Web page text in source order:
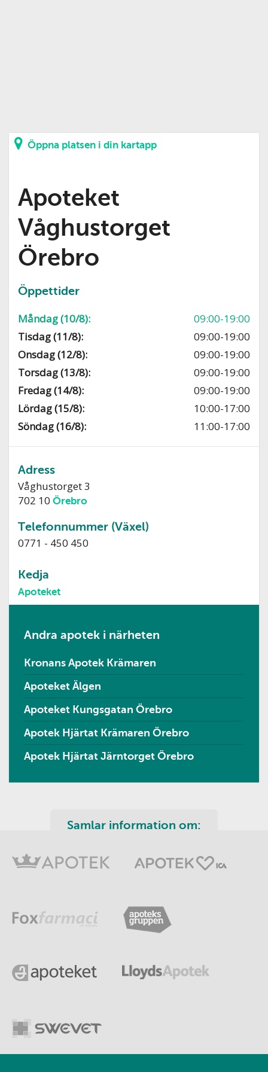
Öppna platsen i din kartapp
Apoteket
Våghustorget
Örebro
Öppettider
Måndag (10/8):
09:00-19:00
Tisdag (11/8):
09:00-19:00
Onsdag (12/8):
09:00-19:00
Torsdag (13/8):
09:00-19:00
Fredag (14/8):
09:00-19:00
Lördag (15/8):
10:00-17:00
Söndag (16/8):
11:00-17:00
Adress
Våghustorget 3
702 10Örebro
Telefonnummer (Växel)
0771 - 450 450
Kedja
Apoteket
Andra apotek i närheten
Kronans Apotek Krämaren
Apoteket Älgen
Apoteket Kungsgatan Örebro
Apotek Hjärtat Krämaren Örebro
Apotek Hjärtat Järntorget Örebro
Samlar information om: